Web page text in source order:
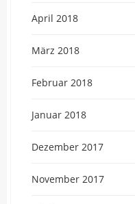
April 2018
März 2018
Februar 2018
Januar 2018
Dezember 2017
November 2017